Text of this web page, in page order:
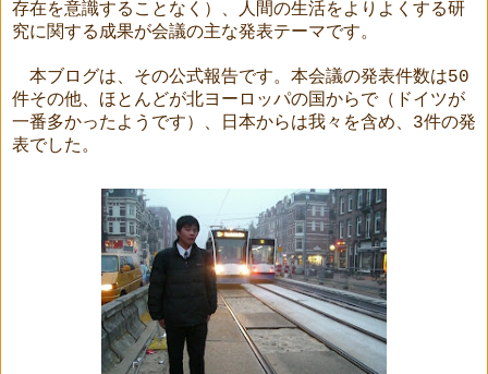
存在を意識することなく）、人間の生活をよりよくする研
究に関する成果が会議の主な発表テーマです。
本ブログは、その公式報告です。本会議の発表件数は50
件その他、ほとんどが北ヨーロッパの国からで（ドイツが
一番多かったようです）、日本からは我々を含め、 3件の発
表でした。